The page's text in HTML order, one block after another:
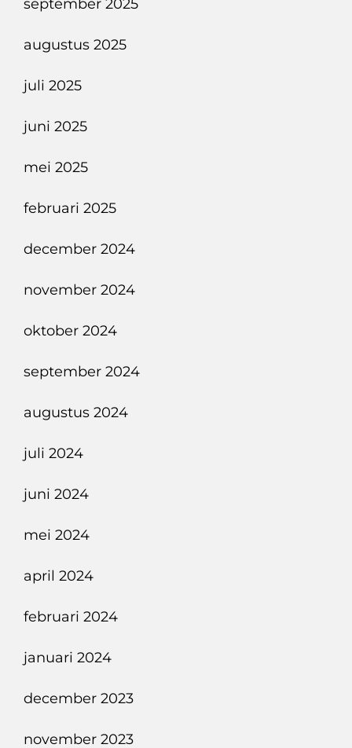
september 2025
augustus 2025
juli 2025
juni 2025
mei 2025
februari 2025
december 2024
november 2024
oktober 2024
september 2024
augustus 2024
juli 2024
juni 2024
mei 2024
april 2024
februari 2024
januari 2024
december 2023
november 2023